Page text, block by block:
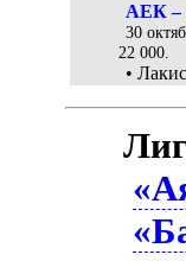
АЕК –
30
22 000.
•